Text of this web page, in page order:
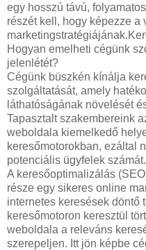
egy hosszú távú,
részét kell, hogy képezze a
Hogyan emelheti cégünk
jelenlétét?
Cégünk büszkén kínálja
szolgáltatását, amely
láthatóságának növelését
Tapasztalt szakembereink
weboldala kiemelkedő
keresőmotorokban, ezáltal
potenciális ügyfelek számát.
A keresőoptimalizálás
része egy sikeres online
internetes keresések döntő
keresőmotoron keresztül
weboldala a releváns
szerepeljen. Itt jön képbe